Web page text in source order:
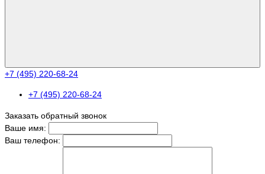
+7 (495) 220-68-24
+7 (495) 220-68-24
Заказать обратный звонок
Ваше имя:
Ваш телефон: